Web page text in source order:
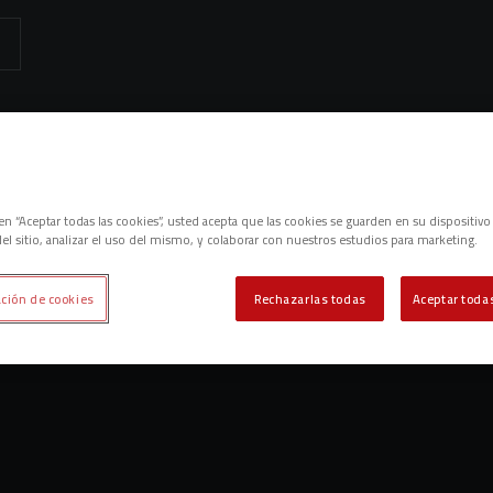
contenidos relacionados con esta. Mínimo tres caracteres.
“Aceptar todas las cookies”, usted acepta que las cookies se guarden en su
sitio, analizar el uso del mismo, y colaborar con nuestros estudios para marketing.
Rechazarlas todas Aceptar
de cookies